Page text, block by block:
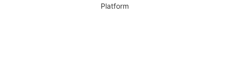
Platform